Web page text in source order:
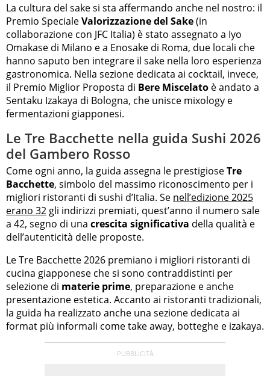
La cultura del sake si sta affermando anche nel nostro: il
Premio SpecialeValorizzazione del Sake(in
collaborazione con JFC Italia) è stato assegnato a Iyo
Omakase di Milano e a Enosake di Roma, due locali che
hanno saputo ben integrare il sake nella loro esperienza
gastronomica. Nella sezione dedicata ai cocktail, invece,
il Premio Miglior Proposta di Bere Miscelato è andato a
Sentaku Izakaya di Bologna, che unisce mixology e
fermentazioni giapponesi.
Le Tre Bacchette nella guida Sushi 2026
del Gambero Rosso
Come ogni anno, la guida assegna le prestigioseTre
Bacchette, simbolo del massimo riconoscimento per i
migliori ristoranti di sushi d’Italia. Se nell’edizione 2025
erano 32 gli indirizzi premiati, quest’anno il numero sale
a 42, segno di una crescita significativa della qualità e
dell’autenticità delle proposte.
Le Tre Bacchette 2026 premiano i migliori ristoranti di
cucina giapponese che si sono contraddistinti per
selezione di materie prime, preparazione e anche
presentazione estetica. Accanto ai ristoranti tradizionali,
la guida ha realizzato anche una sezione dedicata ai
format più informali come take away, botteghe e izakaya.